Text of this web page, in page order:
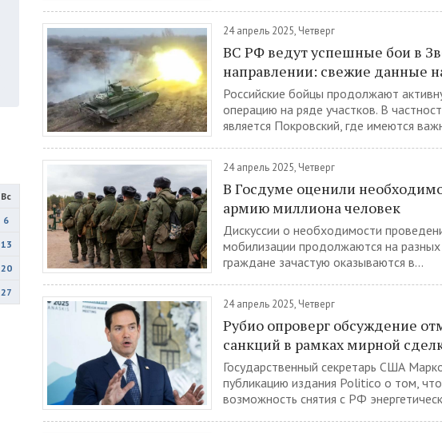
Вс
6
13
20
27
24 апрель 2025, Четверг
ВС РФ ведут успешные бои в
направлении: свежие данные
Российские бойцы продолжают
операцию на ряде участков. В
является Покровский, где имеются
24 апрель 2025, Четверг
В Госдуме оценили
армию миллиона человек
Дискуссии о необходимости
мобилизации продолжаются на разных
граждане зачастую оказываются в...
24 апрель 2025, Четверг
Рубио опроверг обсуждение
санкций в рамках мирной
Государственный секретарь США
публикацию издания Politico о том,
возможность снятия с РФ